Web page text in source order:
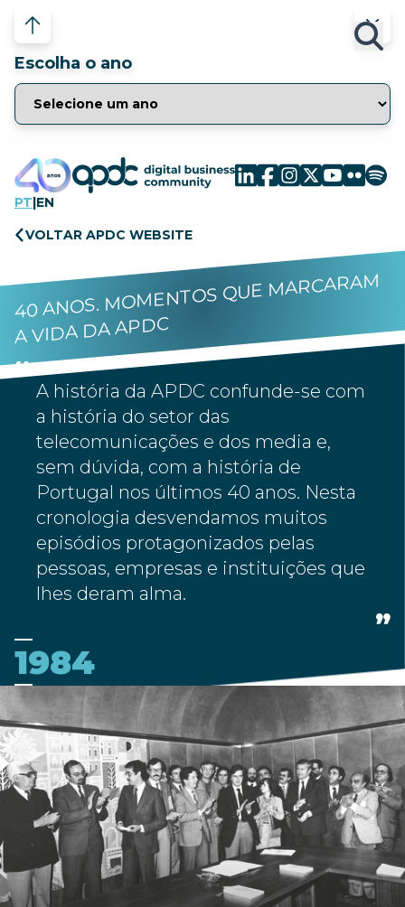
Escolha o ano
PT|EN
VOLTAR APDC WEBSITE
40 ANOS. MOMENTOS QUE MARCARAM
A VIDA DA APDC
A história da APDC confunde-se com
a história do setor das
telecomunicações e dos media e,
sem dúvida, com a história de
Portugal nos últimos 40 anos. Nesta
cronologia desvendamos muitos
episódios protagonizados pelas
pessoas, empresas e instituições que
lhes deram alma.
1984